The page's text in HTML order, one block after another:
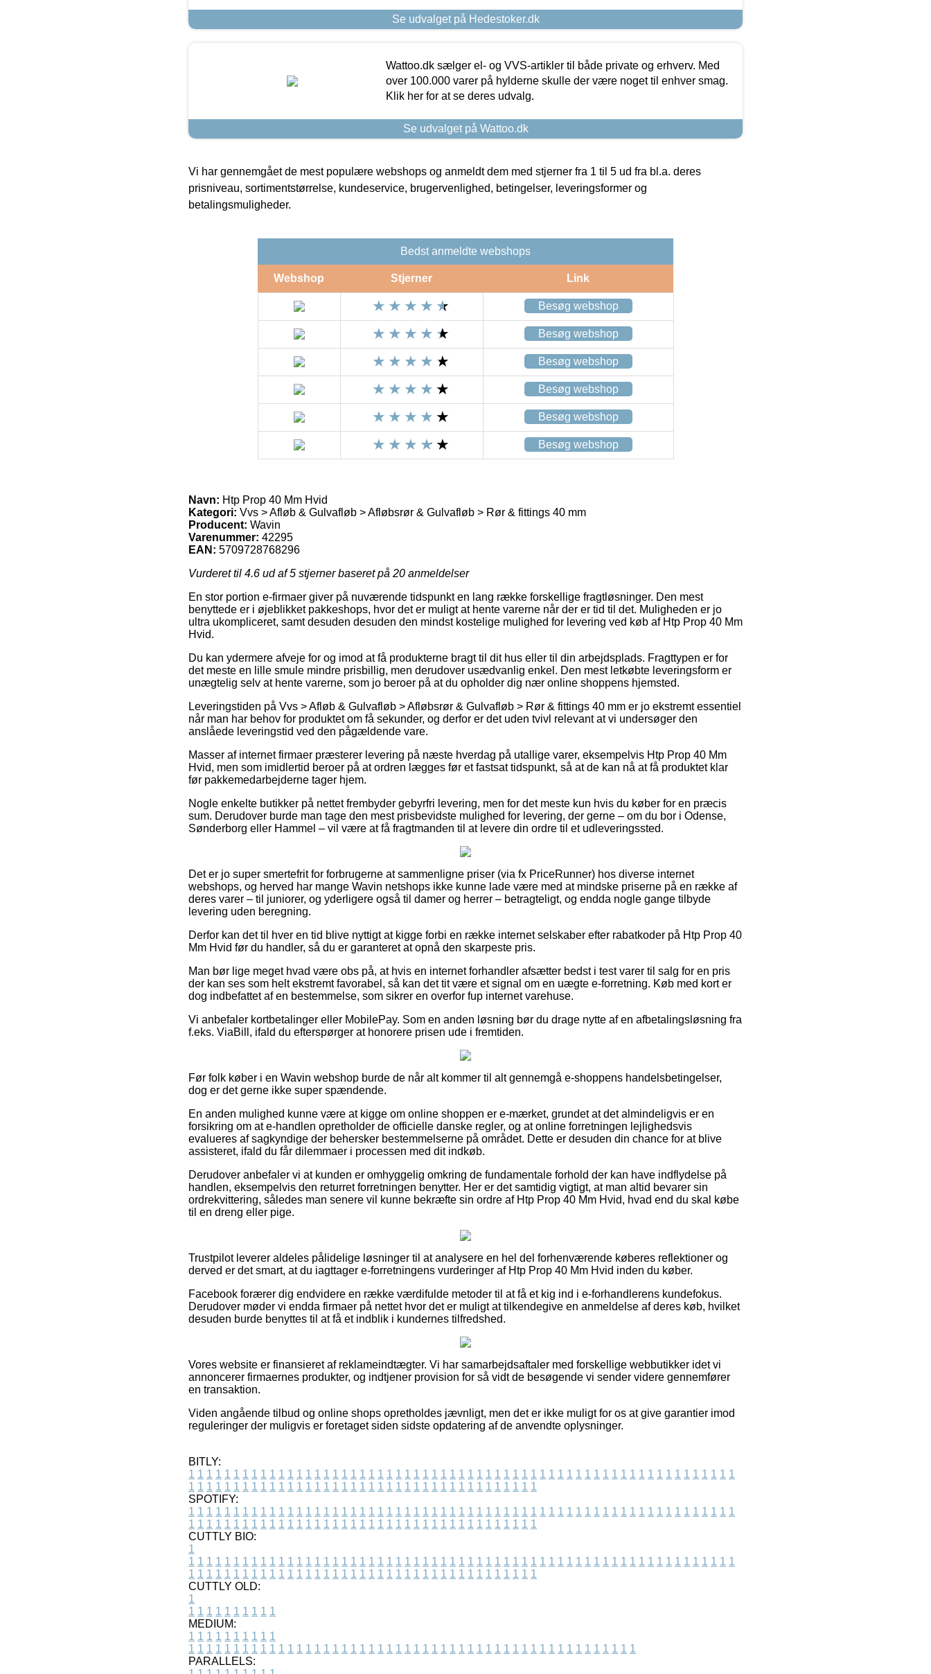
Se udvalget på Hedestoker.dk
Wattoo.dk sælger el- og VVS-artikler til både private og erhverv. Med
over 100.000 varer på hylderne skulle der være noget til enhver smag.
Klik her for at se deres udvalg.
Se udvalget på Wattoo.dk
Vi har gennemgået de mest populære webshops og anmeldt dem med stjerner fra 1 til 5 ud fra bl.a. deres
prisniveau, sortimentstørrelse, kundeservice, brugervenlighed, betingelser, leveringsformer og
betalingsmuligheder.
Bedst anmeldte webshops
Webshop Stjerner Link
Besøg webshop
Besøg webshop
Besøg webshop
Besøg webshop
Besøg webshop
Besøg webshop
Navn: Htp Prop 40 Mm Hvid
Kategori: Vvs > Afløb & Gulvafløb > Afløbsrør & Gulvafløb > Rør & fittings 40 mm
Producent: Wavin
Varenummer: 42295
EAN: 5709728768296
Vurderet til 4.6 ud af 5 stjerner baseret på 20 anmeldelser
En stor portion e-firmaer giver på nuværende tidspunkt en lang række forskellige fragtløsninger. Den mest
benyttede er i øjeblikket pakkeshops, hvor det er muligt at hente varerne når der er tid til det. Muligheden er jo
ultra ukompliceret, samt desuden desuden den mindst kostelige mulighed for levering ved køb af Htp Prop 40 Mm
Hvid.
Du kan ydermere afveje for og imod at få produkterne bragt til dit hus eller til din arbejdsplads. Fragttypen er for
det meste en lille smule mindre prisbillig, men derudover usædvanlig enkel. Den mest letkøbte leveringsform er
unægtelig selv at hente varerne, som jo beroer på at du opholder dig nær online shoppens hjemsted.
Leveringstiden på Vvs > Afløb & Gulvafløb > Afløbsrør & Gulvafløb > Rør & fittings 40 mm er jo ekstremt essentiel
når man har behov for produktet om få sekunder, og derfor er det uden tvivl relevant at vi undersøger den
anslåede leveringstid ved den pågældende vare.
Masser af internet firmaer præsterer levering på næste hverdag på utallige varer, eksempelvis Htp Prop 40 Mm
Hvid, men som imidlertid beroer på at ordren lægges før et fastsat tidspunkt, så at de kan nå at få produktet klar
før pakkemedarbejderne tager hjem.
Nogle enkelte butikker på nettet frembyder gebyrfri levering, men for det meste kun hvis du køber for en præcis
sum. Derudover burde man tage den mest prisbevidste mulighed for levering, der gerne – om du bor i Odense,
Sønderborg eller Hammel – vil være at få fragtmanden til at levere din ordre til et udleveringssted.
Det er jo super smertefrit for forbrugerne at sammenligne priser (via fx PriceRunner) hos diverse internet
webshops, og herved har mange Wavin netshops ikke kunne lade være med at mindske priserne på en række af
deres varer – til juniorer, og yderligere også til damer og herrer – betragteligt, og endda nogle gange tilbyde
levering uden beregning.
Derfor kan det til hver en tid blive nyttigt at kigge forbi en række internet selskaber efter rabatkoder på Htp Prop 40
Mm Hvid før du handler, så du er garanteret at opnå den skarpeste pris.
Man bør lige meget hvad være obs på, at hvis en internet forhandler afsætter bedst i test varer til salg for en pris
der kan ses som helt ekstremt favorabel, så kan det tit være et signal om en uægte e-forretning. Køb med kort er
dog indbefattet af en bestemmelse, som sikrer en overfor fup internet varehuse.
Vi anbefaler kortbetalinger eller MobilePay. Som en anden løsning bør du drage nytte af en afbetalingsløsning fra
f.eks. ViaBill, ifald du efterspørger at honorere prisen ude i fremtiden.
Før folk køber i en Wavin webshop burde de når alt kommer til alt gennemgå e-shoppens handelsbetingelser,
dog er det gerne ikke super spændende.
En anden mulighed kunne være at kigge om online shoppen er e-mærket, grundet at det almindeligvis er en
forsikring om at e-handlen opretholder de officielle danske regler, og at online forretningen lejlighedsvis
evalueres af sagkyndige der behersker bestemmelserne på området. Dette er desuden din chance for at blive
assisteret, ifald du får dilemmaer i processen med dit indkøb.
Derudover anbefaler vi at kunden er omhyggelig omkring de fundamentale forhold der kan have indflydelse på
handlen, eksempelvis den returret forretningen benytter. Her er det samtidig vigtigt, at man altid bevarer sin
ordrekvittering, således man senere vil kunne bekræfte sin ordre af Htp Prop 40 Mm Hvid, hvad end du skal købe
til en dreng eller pige.
Trustpilot leverer aldeles pålidelige løsninger til at analysere en hel del forhenværende køberes reflektioner og
derved er det smart, at du iagttager e-forretningens vurderinger af Htp Prop 40 Mm Hvid inden du køber.
Facebook forærer dig endvidere en række værdifulde metoder til at få et kig ind i e-forhandlerens kundefokus.
Derudover møder vi endda firmaer på nettet hvor det er muligt at tilkendegive en anmeldelse af deres køb, hvilket
desuden burde benyttes til at få et indblik i kundernes tilfredshed.
Vores website er finansieret af reklameindtægter. Vi har samarbejdsaftaler med forskellige webbutikker idet vi
annoncerer firmaernes produkter, og indtjener provision for så vidt de besøgende vi sender videre gennemfører
en transaktion.
Viden angående tilbud og online shops opretholdes jævnligt, men det er ikke muligt for os at give garantier imod
reguleringer der muligvis er foretaget siden sidste opdatering af de anvendte oplysninger.
BITLY:
1 1 1 1 1 1 1 1 1 1 1 1 1 1 1 1 1 1 1 1 1 1 1 1 1 1 1 1 1 1 1 1 1 1 1 1 1 1 1 1 1 1 1 1 1 1 1 1 1 1 1 1 1 1 1 1 1 1 1 1 1
1 1 1 1 1 1 1 1 1 1 1 1 1 1 1 1 1 1 1 1 1 1 1 1 1 1 1 1 1 1 1 1 1 1 1 1 1 1 1
SPOTIFY:
1 1 1 1 1 1 1 1 1 1 1 1 1 1 1 1 1 1 1 1 1 1 1 1 1 1 1 1 1 1 1 1 1 1 1 1 1 1 1 1 1 1 1 1 1 1 1 1 1 1 1 1 1 1 1 1 1 1 1 1 1
1 1 1 1 1 1 1 1 1 1 1 1 1 1 1 1 1 1 1 1 1 1 1 1 1 1 1 1 1 1 1 1 1 1 1 1 1 1 1
CUTTLY BIO:
1
1 1 1 1 1 1 1 1 1 1 1 1 1 1 1 1 1 1 1 1 1 1 1 1 1 1 1 1 1 1 1 1 1 1 1 1 1 1 1 1 1 1 1 1 1 1 1 1 1 1 1 1 1 1 1 1 1 1 1 1 1
1 1 1 1 1 1 1 1 1 1 1 1 1 1 1 1 1 1 1 1 1 1 1 1 1 1 1 1 1 1 1 1 1 1 1 1 1 1 1
CUTTLY OLD:
1
1 1 1 1 1 1 1 1 1 1
MEDIUM:
1 1 1 1 1 1 1 1 1 1
1 1 1 1 1 1 1 1 1 1 1 1 1 1 1 1 1 1 1 1 1 1 1 1 1 1 1 1 1 1 1 1 1 1 1 1 1 1 1 1 1 1 1 1 1 1 1 1 1 1
PARALLELS: